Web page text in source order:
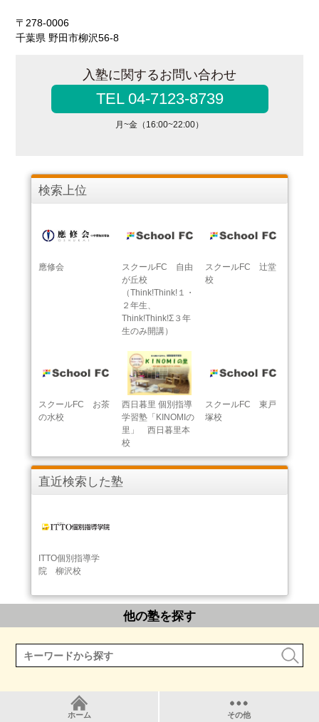
〒278-0006
千葉県 野田市柳沢56-8
入塾に関するお問い合わせ
TEL 04-7123-8739
月~金（16:00~22:00）
検索上位
應修会
スクールFC 自由
が丘校
（Think!Think!１・
２年生、
Think!Think!Σ３年
生のみ開講）
スクールFC 辻堂
校
スクールFC お茶
の水校
西日暮里 個別指導
学習塾「KINOMIの
里」 西日暮里本
校
スクールFC 東戸
塚校
直近検索した塾
ITTO個別指導学
院 柳沢校
他の塾を探す
ホーム その他